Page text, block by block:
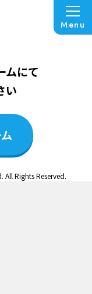
Menu
しました
ムにて
い
Rights Reserved.